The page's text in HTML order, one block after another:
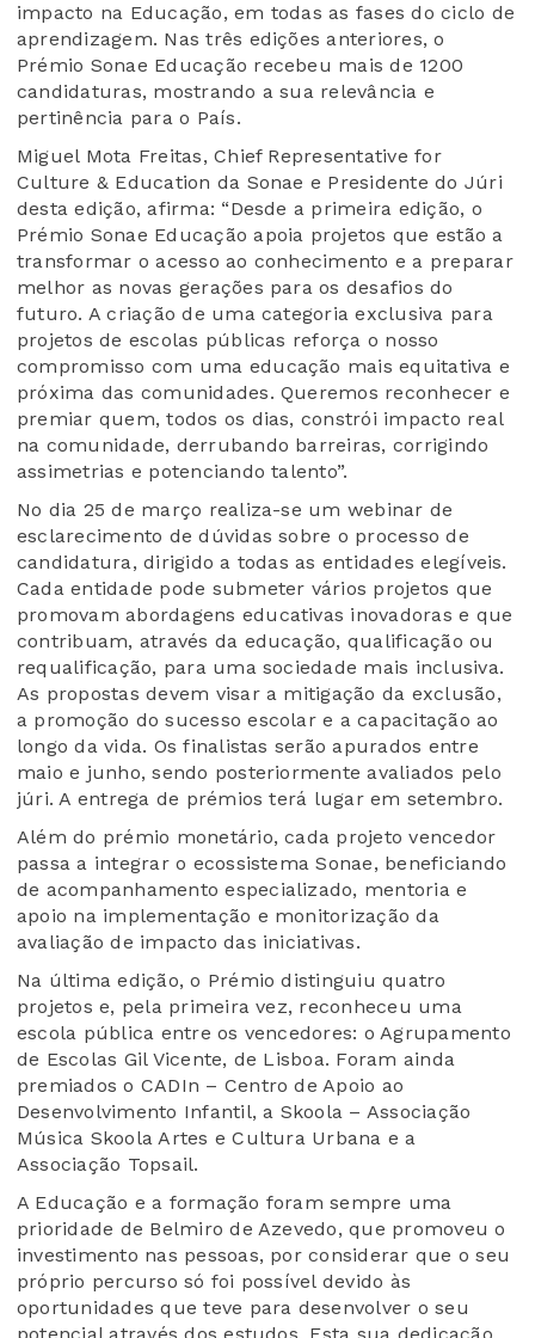
impacto na Educação, em todas as fases do ciclo de
aprendizagem. Nas três edições anteriores, o
Prémio Sonae Educação recebeu mais de 1200
candidaturas, mostrando a sua relevância e
pertinência para o País.
Miguel Mota Freitas, Chief Representative for
Culture & Education da Sonae e Presidente do Júri
desta edição, afirma: “Desde a primeira edição, o
Prémio Sonae Educação apoia projetos que estão a
transformar o acesso ao conhecimento e a preparar
melhor as novas gerações para os desafios do
futuro. A criação de uma categoria exclusiva para
projetos de escolas públicas reforça o nosso
compromisso com uma educação mais equitativa e
próxima das comunidades. Queremos reconhecer e
premiar quem, todos os dias, constrói impacto real
na comunidade, derrubando barreiras, corrigindo
assimetrias e potenciando talento”.
No dia 25 de março realiza-se um webinar de
esclarecimento de dúvidas sobre o processo de
candidatura, dirigido a todas as entidades elegíveis.
Cada entidade pode submeter vários projetos que
promovam abordagens educativas inovadoras e que
contribuam, através da educação, qualificação ou
requalificação, para uma sociedade mais inclusiva.
As propostas devem visar a mitigação da exclusão,
a promoção do sucesso escolar e a capacitação ao
longo da vida. Os finalistas serão apurados entre
maio e junho, sendo posteriormente avaliados pelo
júri. A entrega de prémios terá lugar em setembro.
Além do prémio monetário, cada projeto vencedor
passa a integrar o ecossistema Sonae, beneficiando
de acompanhamento especializado, mentoria e
apoio na implementação e monitorização da
avaliação de impacto das iniciativas.
Na última edição, o Prémio distinguiu quatro
projetos e, pela primeira vez, reconheceu uma
escola pública entre os vencedores: o Agrupamento
de Escolas Gil Vicente, de Lisboa. Foram ainda
premiados o CADIn – Centro de Apoio ao
Desenvolvimento Infantil, a Skoola – Associação
Música Skoola Artes e Cultura Urbana e a
Associação Topsail.
A Educação e a formação foram sempre uma
prioridade de Belmiro de Azevedo, que promoveu o
investimento nas pessoas, por considerar que o seu
próprio percurso só foi possível devido às
oportunidades que teve para desenvolver o seu